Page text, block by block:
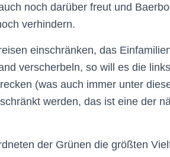
noch darüber freut und
verhindern.
einschränken, das
verscherbeln, so will es die
(was auch immer unter
werden, das ist eine der
der Grünen die größten